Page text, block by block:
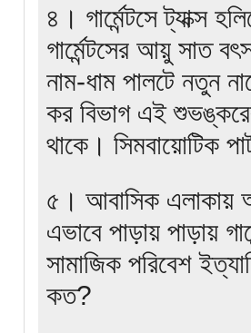
৪। গার্মেন্টসে ট্যাক্স
গার্মেন্টসের আয়ু সাত
নাম-ধাম পালটে নতুন
কর বিভাগ এই
থাকে। সিমবায়োটিক
৫। আবাসিক এলাকায়
এভাবে পাড়ায় পাড়ায়
সামাজিক পরিবেশ
কত?